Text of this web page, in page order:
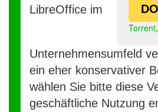
Torrent,
LibreOffice im
Unternehmensumfeld
ein eher konservativer
wählen Sie bitte diese
geschäftliche Nutzung